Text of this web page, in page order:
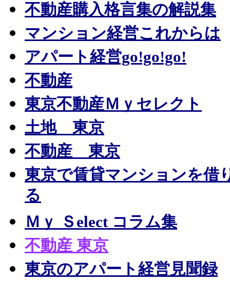
不動産購入格言集の解説集
マンション経営これからは
アパート経営go!go!go!
不動産
東京不動産Ｍｙセレクト
土地 東京
不動産 東京
東京で賃貸マンションを借
る
Ｍｙ Ｓelect コラム集
不動産 東京
東京のアパート経営見聞録